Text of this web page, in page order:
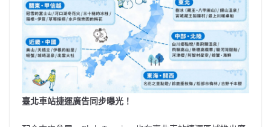
臺北車站捷運廣告同步曝光！